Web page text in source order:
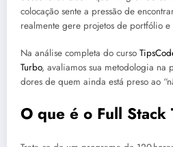
colocação sente a pressão de
realmente gere projetos de portfólio
Na análise completa do curso
Turbo, avaliamos sua metodologia na
dores de quem ainda está preso ao
O que é o Full Stack